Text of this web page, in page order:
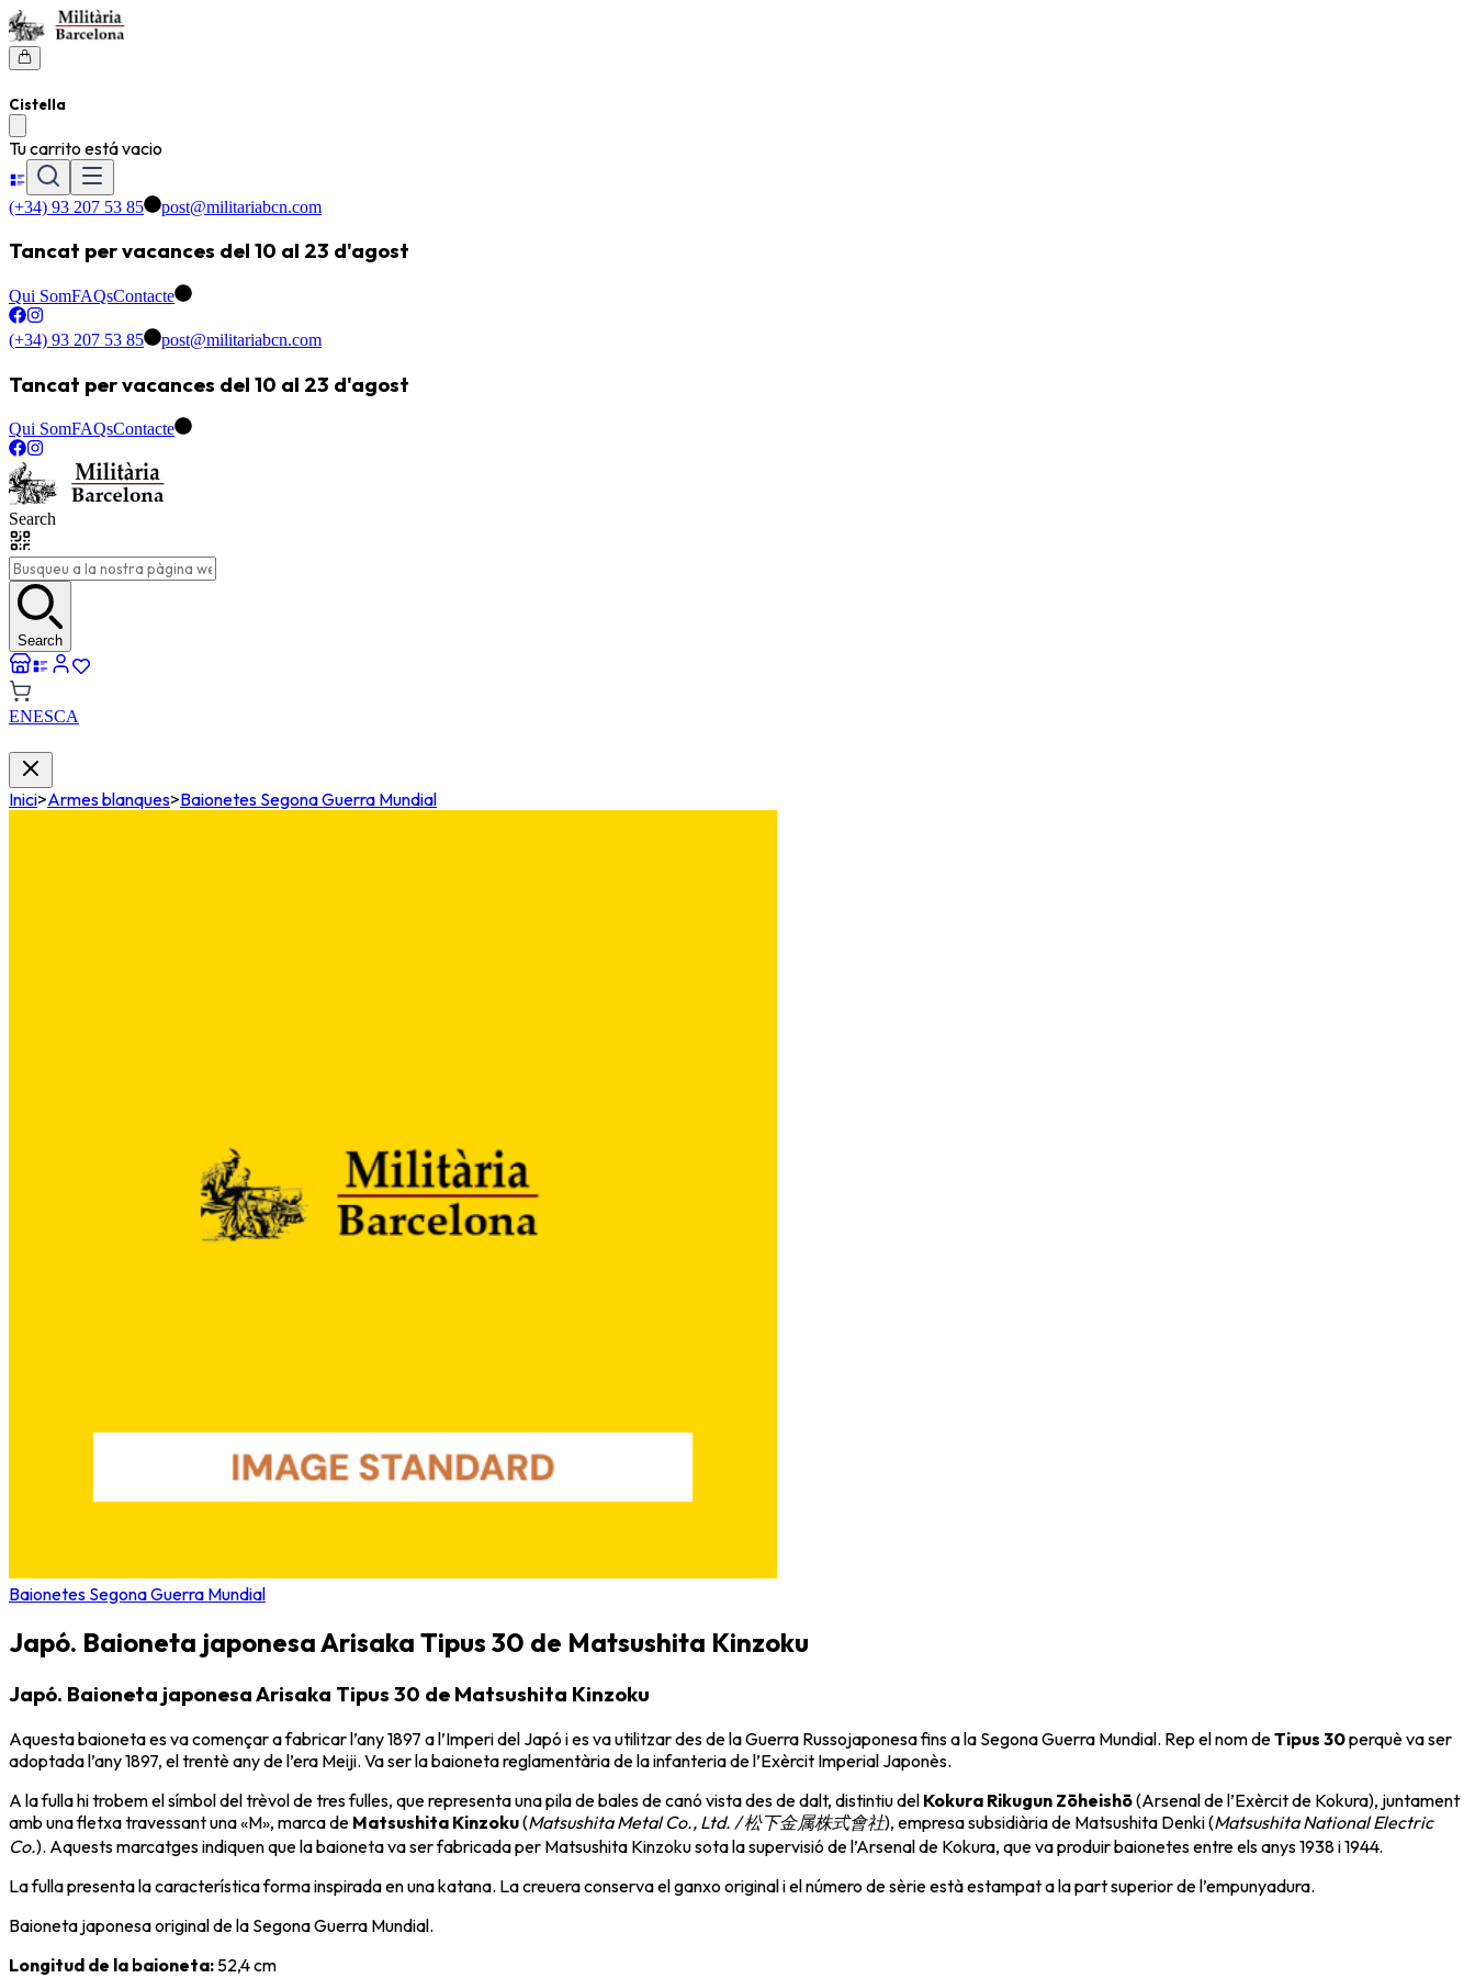
Cistella
Tu carrito está vacio
(+34) 93 207 53 85 post@militariabcn.com
Tancat per vacances del 10 al 23 d'agost
Qui SomFAQsContacte
(+34) 93 207 53 85 post@militariabcn.com
Tancat per vacances del 10 al 23 d'agost
Qui SomFAQsContacte
Search
Search
ENESCA
Inici>Armes blanques>Baionetes Segona Guerra Mundial
Baionetes Segona Guerra Mundial
Japó. Baioneta japonesa Arisaka Tipus 30 de Matsushita Kinzoku
Japó. Baioneta japonesa Arisaka Tipus 30 de Matsushita Kinzoku
Aquesta baioneta es va començar a fabricar l’any 1897 a l’Imperi del Japó i es va utilitzar des de la Guerra Russojaponesa fins a la Segona Guerra Mundial. Rep el nom deTipus 30perquè va ser
adoptada l’any 1897, el trentè any de l’era Meiji. Va ser la baioneta reglamentària de la infanteria de l’Exèrcit Imperial Japonès.
A la fulla hi trobem el símbol del trèvol de tres fulles, que representa una pila de bales de canó vista des de dalt, distintiu del Kokura Rikugun Zōheishō(Arsenal de l’Exèrcit de Kokura), juntament
amb una fletxa travessant una «M», marca de Matsushita Kinzoku(Matsushita Metal Co., Ltd. / 松下金属株式會社), empresa subsidiària de Matsushita Denki (Matsushita National Electric
Co.). Aquests marcatges indiquen que la baioneta va ser fabricada per Matsushita Kinzoku sota la supervisió de l’Arsenal de Kokura, que va produir baionetes entre els anys 1938 i 1944.
La fulla presenta la característica forma inspirada en una katana. La creuera conserva el ganxo original i el número de sèrie està estampat a la part superior de l’empunyadura.
Baioneta japonesa original de la Segona Guerra Mundial.
Longitud de la baioneta: 52,4 cm